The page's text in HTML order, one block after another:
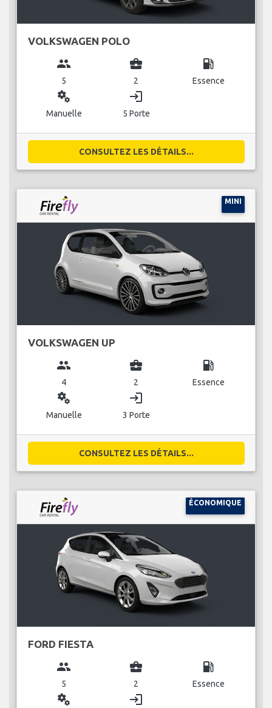
VOLKSWAGEN POLO
group
5
business_center
2
local_gas_station
Essence
miscellaneous_services
Manuelle
login
5 Porte
CONSULTEZ LES DÉTAILS...
MINI
VOLKSWAGEN UP
group
4
business_center
2
local_gas_station
Essence
miscellaneous_services
Manuelle
login
3 Porte
CONSULTEZ LES DÉTAILS...
ÉCONOMIQUE
FORD FIESTA
group
5
business_center
2
local_gas_station
Essence
miscellaneous_services login